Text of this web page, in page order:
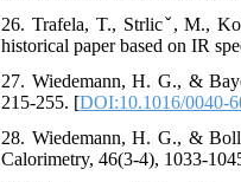
26. Trafela, T., Strlicˇ, M.,
historical paper based on IR
27. Wiedemann, H. G., &
215-255. [DOI:10.1016/0040-
28. Wiedemann, H. G., &
Calorimetry, 46(3-4), 1033-